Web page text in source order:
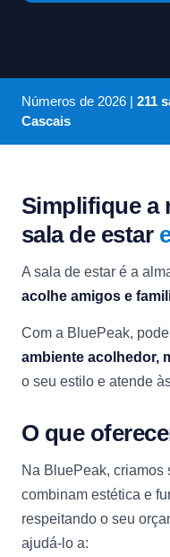
Números de 2026 | 211
Cascais
Simplifique a
sala de estar
A sala de estar é a
acolhe amigos e
Com a BluePeak,
ambiente acolhedor,
o seu estilo e atende
O que
Na BluePeak,
combinam estética e
respeitando o seu
ajudá-lo a: